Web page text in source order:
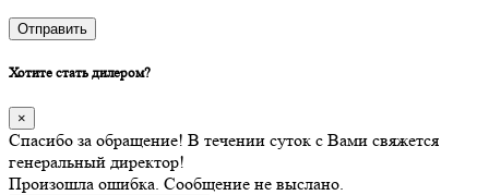
Отправить
Хотите стать дилером?
×
Спасибо за обращение! В течении суток с Вами свяжется
генеральный директор!
Произошла ошибка. Сообщение не выслано.